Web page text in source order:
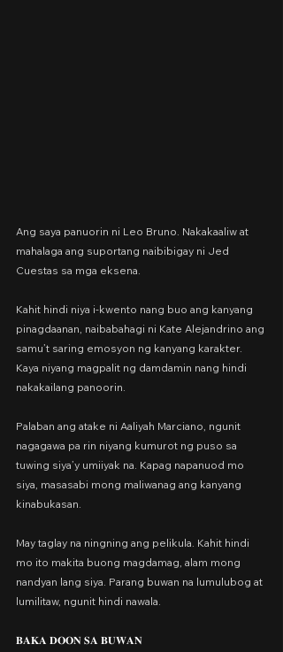
Ang saya panuorin ni Leo Bruno. Nakakaaliw at
mahalaga ang suportang naibibigay ni Jed
Cuestas sa mga eksena.
Kahit hindi niya i-kwento nang buo ang kanyang
pinagdaanan, naibabahagi ni Kate Alejandrino ang
samu’t saring emosyon ng kanyang karakter.
Kaya niyang magpalit ng damdamin nang hindi
nakakailang panoorin.
Palaban ang atake ni Aaliyah Marciano, ngunit
nagagawa pa rin niyang kumurot ng puso sa
tuwing siya’y umiiyak na. Kapag napanuod mo
siya, masasabi mong maliwanag ang kanyang
kinabukasan.
May taglay na ningning ang pelikula. Kahit hindi
mo ito makita buong magdamag, alam mong
nandyan lang siya. Parang buwan na lumulubog at
lumilitaw, ngunit hindi nawala.
𝐁𝐀𝐊𝐀 𝐃𝐎𝐎𝐍 𝐒𝐀 𝐁𝐔𝐖𝐀𝐍